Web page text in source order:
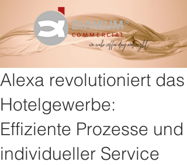
Alexa revolutioniert das
Hotelgewerbe:
Effiziente Prozesse und
individueller Service